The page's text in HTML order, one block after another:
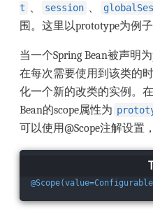
t
session
围。这里以prototype为例子
当一个Spring Bean被声明
在每次需要使用到该类的
化一个新的改类的实例。
Bean的scope属性为
可以使用@Scope注解设置